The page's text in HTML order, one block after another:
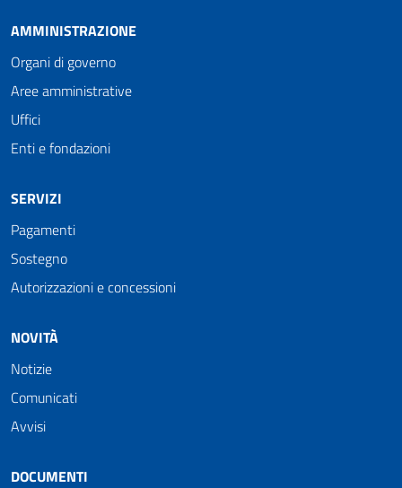
AMMINISTRAZIONE
Organi di governo
Aree amministrative
Uffici
Enti e fondazioni
SERVIZI
Pagamenti
Sostegno
Autorizzazioni e concessioni
NOVITÀ
Notizie
Comunicati
Avvisi
DOCUMENTI